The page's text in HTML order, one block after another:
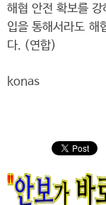
해협 안전 확보를
입을 통해서라도 해
다. (연합)
konas